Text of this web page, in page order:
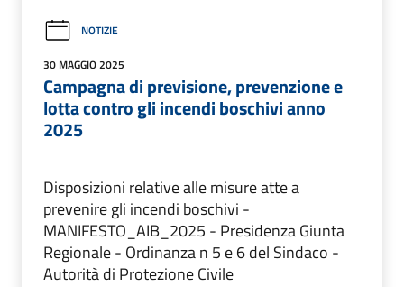
NOTIZIE
30 MAGGIO 2025
Campagna di previsione, prevenzione e
lotta contro gli incendi boschivi anno
2025
Disposizioni relative alle misure atte a
prevenire gli incendi boschivi -
MANIFESTO_AIB_2025 - Presidenza Giunta
Regionale - Ordinanza n 5 e 6 del Sindaco -
Autorità di Protezione Civile